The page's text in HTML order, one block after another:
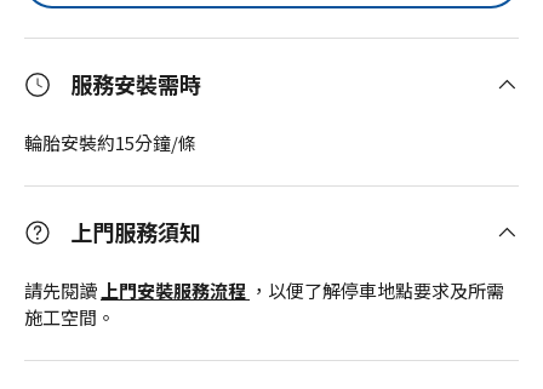
服務安裝需時
輪胎安裝約15分鐘/條
上門服務須知
請先閱讀 上門安裝服務流程 ，以便了解停車地點要求及所需
施工空間。